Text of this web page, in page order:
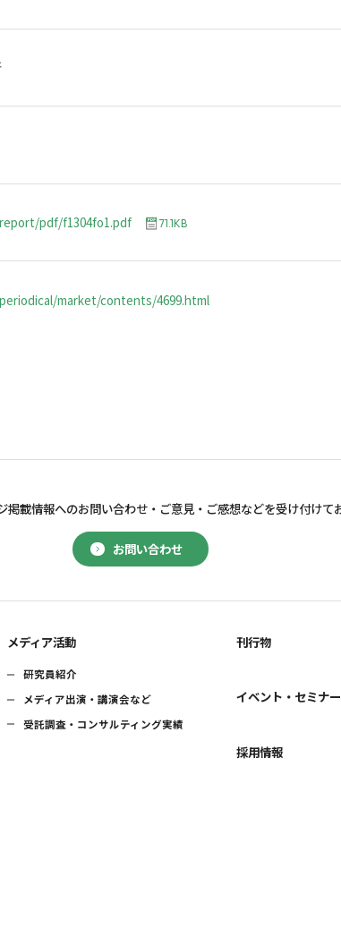
report/pdf/f1304fo1.pdf 71.1KB
market/contents/4699.html
お問い合わせ
掲載情報へのお問い合わせ・ ご意見・ご感想などを受け付けて
メディア活動
研究員紹介
メディア出演・講演会など
受託調査・コンサルティング実績
刊行物
イベント・セミナー
採用情報